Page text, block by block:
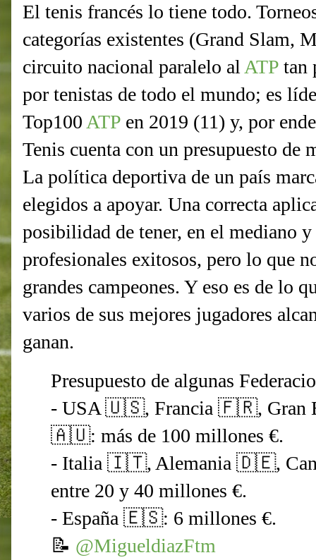
El tenis francés lo tiene todo.
categorías existentes (Grand Slam,
circuito nacional paralelo al ATP tan
por tenistas de todo el mundo; es
Top100 ATP en 2019 (11) y, por
Tenis cuenta con un presupuesto de
La política deportiva de un país
elegidos a apoyar. Una correcta
posibilidad de tener, en el mediano
profesionales exitosos, pero lo que
grandes campeones. Y eso es de lo
varios de sus mejores jugadores
ganan.
Presupuesto de algunas
- USA 🇺🇸, Francia 🇫🇷, Gran
🇦🇺: más de 100 millones €.
- Italia 🇮🇹, Alemania 🇩🇪,
entre 20 y 40 millones €.
- España 🇪🇸: 6 millones €.
📝 @MigueldiazFtm